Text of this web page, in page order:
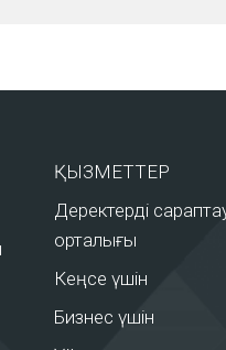
ҚЫЗМЕТТЕР
Деректерді
орталығы
Кеңсе үшін
Бизнес үшін